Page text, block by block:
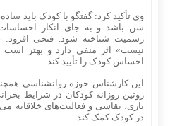
وی تأکید کرد: گفتگو با کودک باید
سن باشد و به جای انکار
رسمیت شناخته شود. فتحی افزود:
نیست» اثر منفی دارد و بهتر است
احساس کودک را تأیید کند.
این کارشناس حوزه روانشناسی
روتین روزانه کودکان در شرایط
بازی، نقاشی و فعالیت‌های خلاقانه
در کودک کمک کند.